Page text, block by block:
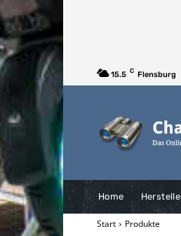
15.5 C Flensburg
Home
Start Produkte